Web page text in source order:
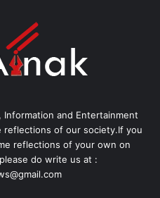
and Entertainment
reflections of our society.If you
reflections of your own on
do write us at :